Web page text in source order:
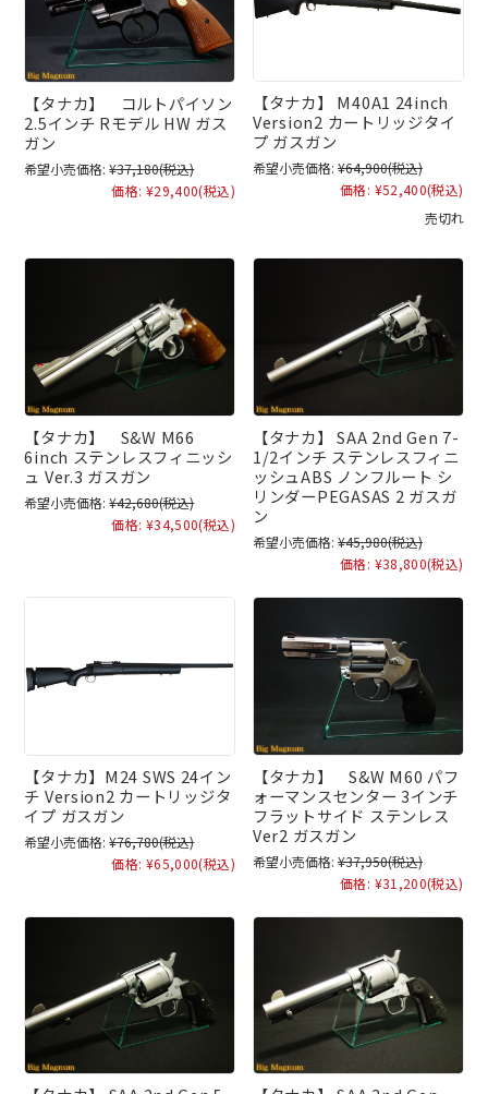
【タナカ】 コルトパイソン
2.5インチ Rモデル HW ガス
ガン
希望小売価格: ¥37,180(税込)
価格: ¥29,400(税込)
【タナカ】 M40A1 24inch
Version2 カートリッジタイ
プ ガスガン
希望小売価格: ¥64,900(税込)
価格: ¥52,400(税込)
売切れ
【タナカ】 S&W M66
6inch ステンレスフィニッシ
ュ Ver.3 ガスガン
希望小売価格: ¥42,680(税込)
価格: ¥34,500(税込)
【タナカ】 SAA 2nd Gen 7-
1/2インチ ステンレスフィニ
ッシュABS ノンフルート シ
リンダーPEGASAS 2 ガスガ
ン
希望小売価格: ¥45,980(税込)
価格: ¥38,800(税込)
【タナカ】M24 SWS 24イン
チ Version2 カートリッジタ
イプ ガスガン
希望小売価格: ¥76,780(税込)
価格: ¥65,000(税込)
【タナカ】 S&W M60 パフ
ォーマンスセンター 3インチ
フラットサイド ステンレス
Ver2 ガスガン
希望小売価格: ¥37,950(税込)
価格: ¥31,200(税込)